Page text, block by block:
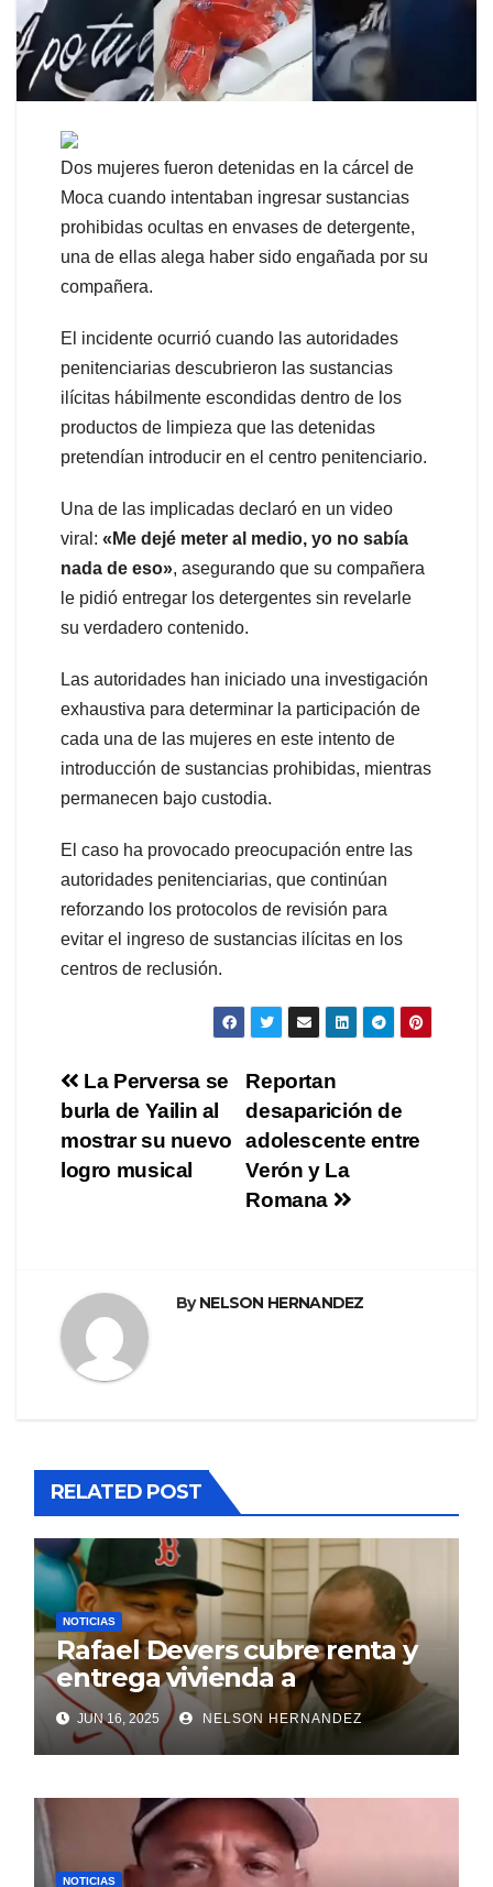
Dos mujeres fueron detenidas en la cárcel de
Moca cuando intentaban ingresar sustancias
prohibidas ocultas en envases de detergente,
una de ellas alega haber sido engañada por su
compañera.
El incidente ocurrió cuando las autoridades
penitenciarias descubrieron las sustancias
ilícitas hábilmente escondidas dentro de los
productos de limpieza que las detenidas
pretendían introducir en el centro penitenciario.
Una de las implicadas declaró en un video
viral: «Me dejé meter al medio, yo no sabía
nada de eso», asegurando que su compañera
le pidió entregar los detergentes sin revelarle
su verdadero contenido.
Las autoridades han iniciado una investigación
exhaustiva para determinar la participación de
cada una de las mujeres en este intento de
introducción de sustancias prohibidas, mientras
permanecen bajo custodia.
El caso ha provocado preocupación entre las
autoridades penitenciarias, que continúan
reforzando los protocolos de revisión para
evitar el ingreso de sustancias ilícitas en los
centros de reclusión.
Navegación
de
entradas
Reportan
desaparición de
adolescente entre
Verón y La
Romana
La Perversa se
burla de Yailin al
mostrar su nuevo
logro musical
ByNELSON HERNANDEZ
RELATED POST
NOTICIAS
Rafael Devers cubre renta y
entrega vivienda a
exentrenador en RD
JUN 16, 2025 NELSON HERNANDEZ
NOTICIAS